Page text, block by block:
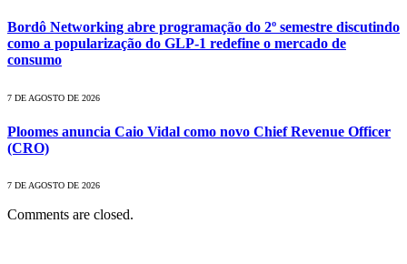
Bordô Networking abre programação do 2º semestre discutindo
como a popularização do GLP-1 redefine o mercado de
consumo
7 DE AGOSTO DE 2026
Ploomes anuncia Caio Vidal como novo Chief Revenue Officer
(CRO)
7 DE AGOSTO DE 2026
Comments are closed.